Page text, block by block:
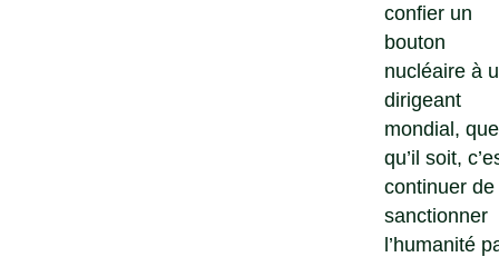
confier un
bouton
nucléaire à
dirigeant
mondial,
qu’il soit,
continuer de
sanctionner
l’humanité